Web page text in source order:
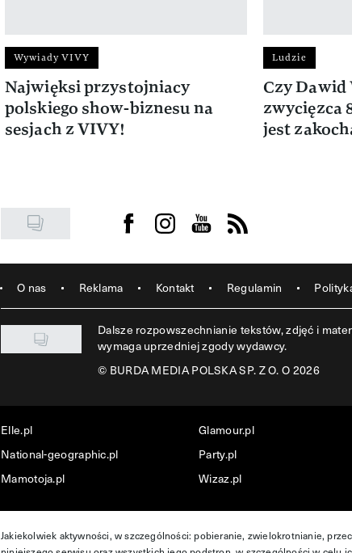
Wywiady VIVY
Najwięksi przystojniacy
polskiego show-biznesu na
sesjach z VIVY!
Ludzie
Czy Dawid
zwycięzca
jest
Visit us on Facebook
Visit us on Instagram
Visit us on Youtube
Visit us on Rss
O nas Reklama Kontakt Regulamin
Dalsze rozpowszechnianie tekstów, zdjęć i
wymaga uprzedniej zgody wydawcy.
© BURDA MEDIA POLSKA SP. Z O. O 2026
Elle.pl Glamour.pl
National-geographic.pl
Party.pl
Mamotoja.pl
Wizaz.pl
Jakiekolwiek aktywności, w szczególności: pobieranie, zwielokrotnianie,